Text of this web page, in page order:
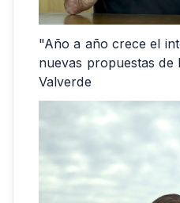
"Año a año crece el
nuevas propuestas de
Valverde